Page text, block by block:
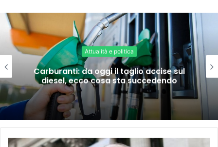
Attualità e politica
Carburanti: da oggi il taglio accise sul
diesel, ecco cosa sta succedendo